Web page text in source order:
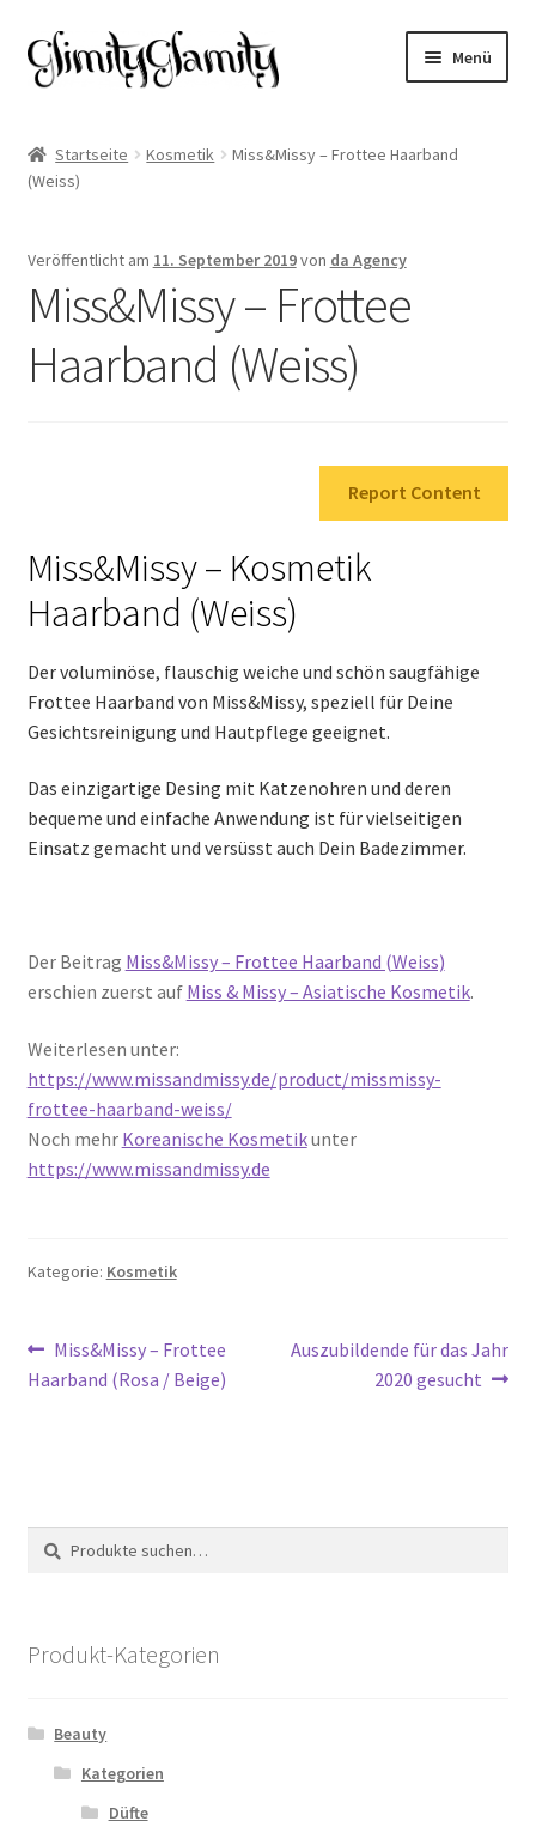
Zur
Navigation
Zum
Inhalt
Menü
Cookie-Richtlinie (EU)
Datenschutz
Impressum
Kasse
Startseite Kosmetik
Miss&Missy – Frottee Haarband
(Weiss)
Veröffentlicht am 11. September 2019von da Agency
Miss&Missy – Frottee
Haarband (Weiss)
Report Content
Miss&Missy – Kosmetik
Haarband (Weiss)
Der voluminöse, flauschig weiche und schön saugfähige
Frottee Haarband von Miss&Missy, speziell für Deine
Gesichtsreinigung und Hautpflege geeignet.
Das einzigartige Desing mit Katzenohren und deren
bequeme und einfache Anwendung ist für vielseitigen
Einsatz gemacht und versüsst auch Dein Badezimmer.
Der Beitrag Miss&Missy – Frottee Haarband (Weiss)
erschien zuerst auf Miss & Missy – Asiatische Kosmetik.
Weiterlesen unter:
https://www.missandmissy.de/product/missmissy-
frottee-haarband-weiss/
Noch mehr Koreanische Kosmetikunter
https://www.missandmissy.de
Kategorie: Kosmetik
Beitragsnavigation
Vorheriger
Beitrag:
Miss&Missy – Frottee
Haarband (Rosa / Beige)
Nächster
Auszubildende für das Jahr
2020 gesucht
Suche
nach:
Suche
Produkt-Kategorien
Beauty
Kategorien
Düfte